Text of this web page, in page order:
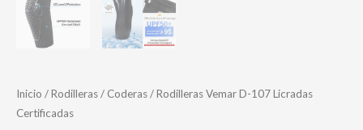
Inicio /Rodilleras / Coderas/ Rodilleras Vemar D-107 Licradas
Certificadas